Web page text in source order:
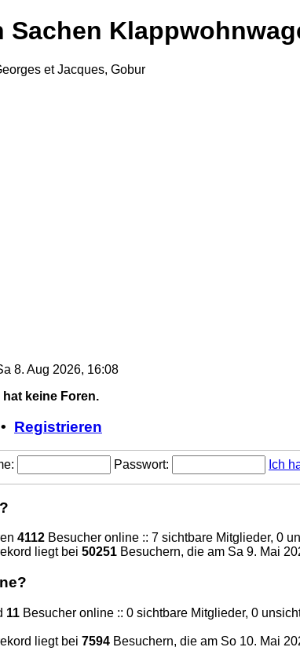
Sachen
et Jacques, Gobur
8. Aug 2026, 16:08
hat keine Foren.
• Registrieren
Passwort: Ich
4112 Besucher online :: 7 sichtbare Mitglieder, 0
liegt bei 50251 Besuchern, die am Sa 9. Mai
11 Besucher online :: 0 sichtbare Mitglieder, 0
liegt bei 7594 Besuchern, die am So 10. Mai